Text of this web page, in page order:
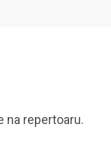
na repertoaru.